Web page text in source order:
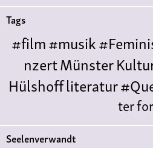
Tags
#film#musik
nzertMünster
Hülshoffliteratur
ter for
LiteraturePolyamorie
Seelenverwandt